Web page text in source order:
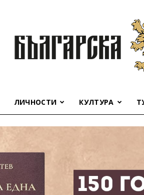
ЛИЧНОСТИ КУЛТУРА